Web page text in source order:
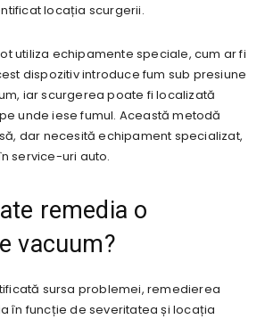
locația scurgerii.
utiliza echipamente speciale, cum ar fi
dispozitiv introduce fum sub presiune
iar scurgerea poate fi localizată
unde iese fumul. Această metodă
dar necesită echipament specializat,
service-uri auto.
remedia o
vacuum?
sursa problemei, remedierea
în funcție de severitatea și locația